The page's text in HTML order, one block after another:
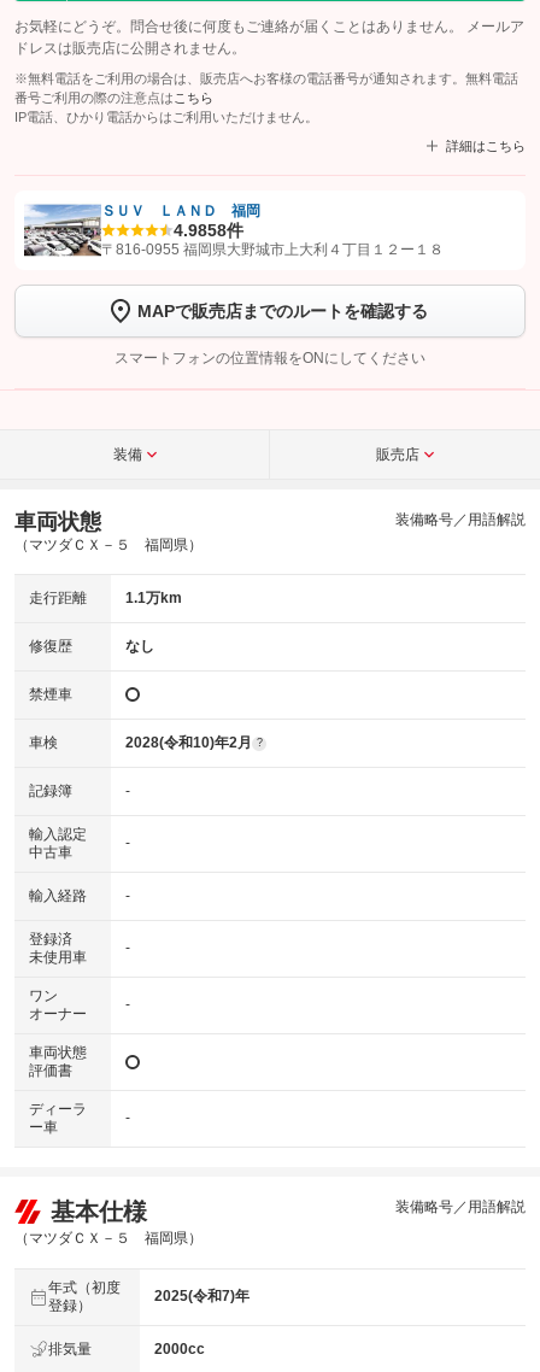
お気軽にどうぞ。問合せ後に何度もご連絡が届くことはありません。 メールア
ドレスは販売店に公開されません。
※無料電話をご利用の場合は、販売店へお客様の電話番号が通知されます。無料電話
番号ご利用の際の注意点は こちら
IP電話、ひかり電話からはご利用いただけません。
詳細はこちら
【STEP1】認証画面でグーネットを友だち追加してから「許可する」ボタンを押
トーク画面で
ボタンをタップして問い合わせを
完了してください。
こちら
ＳＵＶ ＬＡＮＤ 福岡
4.9858件
〒816-0955 福岡県大野城市上大利４丁目１２ー１８
MAPで販売店までのルートを確認する
スマートフォンの位置情報をONにしてください
装備 販売店
車両状態
（マツダＣＸ－５ 福岡県）
装備略号／用語解説
走行距離 1.1万km
修復歴 なし
禁煙車
車検 2028(令和10)年2月 ?
記録簿 -
輸入認定
中古車
-
輸入経路 -
登録済
未使用車
-
ワン
オーナー
-
車両状態
評価書
ディーラ
ー車
-
基本仕様
（マツダＣＸ－５ 福岡県）
装備略号／用語解説
年式（初度
登録）
2025(令和7)年
排気量 2000cc